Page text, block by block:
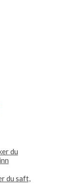
du
du saft,